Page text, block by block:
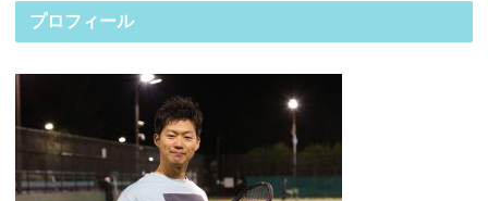
プロフィール